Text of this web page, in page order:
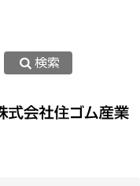
検索